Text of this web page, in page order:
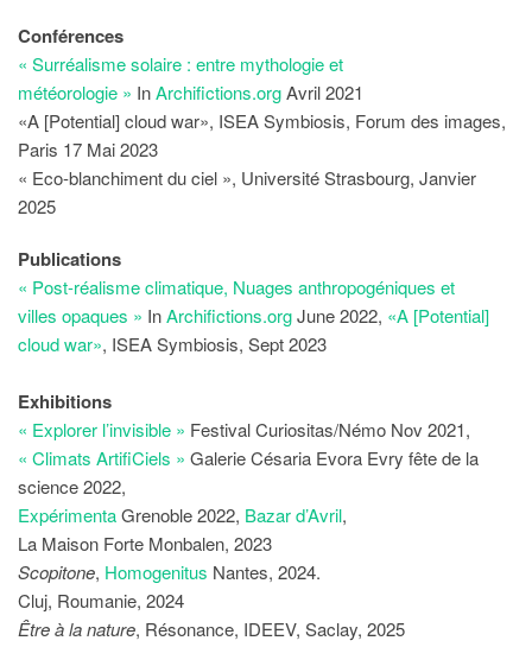
Conférences
« Surréalisme solaire : entre mythologie et
météorologie » InArchifictions.orgAvril 2021
«A [Potential] cloud war», ISEA Symbiosis, Forum des images,
Paris 17 Mai 2023
« Eco-blanchiment du ciel », Université Strasbourg, Janvier
2025
Publications
« Post-réalisme climatique, Nuages anthropogéniques et
villes opaques » InArchifictions.orgJune 2022, «A [Potential]
cloud war», ISEA Symbiosis, Sept 2023
Exhibitions
« Explorer l’invisible » Festival Curiositas/Némo Nov 2021,
« Climats ArtifiCiels » Galerie Césaria Evora Evry fête de la
science 2022,
ExpérimentaGrenoble 2022, Bazar d’Avril,
La Maison Forte Monbalen, 2023
Scopitone, Homogenitus Nantes, 2024.
Cluj, Roumanie, 2024
Être à la nature, Résonance, IDEEV, Saclay, 2025